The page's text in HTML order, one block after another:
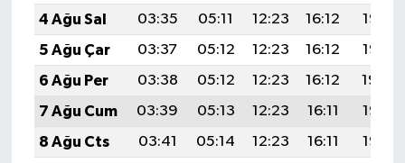
4 Ağu Sal
03:35 05:11 12:23 16:12
19:26
5 Ağu Çar
03:37 05:12 12:23 16:12
19:25
6 Ağu Per
03:38 05:12 12:23 16:12
19:24
7 Ağu Cum
03:39 05:13 12:23 16:11
19:23
8 Ağu Cts
03:41 05:14 12:23 16:11
19:22